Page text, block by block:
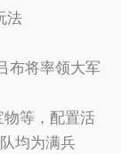
法
将率领大军
等，配置活
均为满兵